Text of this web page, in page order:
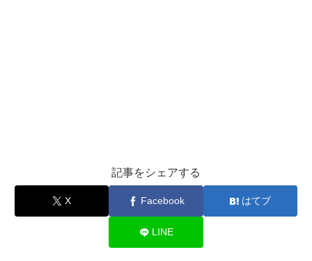
記事をシェアする
X Facebook はてブ
LINE